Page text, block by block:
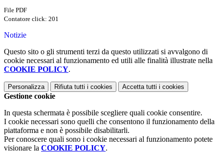
File PDF
Contatore click: 201
Notizie
Questo sito o gli strumenti terzi da questo utilizzati si avvalgono di
cookie necessari al funzionamento ed utili alle finalità illustrate nella
COOKIE POLICY.
Personalizza Rifiuta tutti i cookies Accetta tutti i cookies
Gestione cookie
In questa schermata è possibile scegliere quali cookie consentire.
I cookie necessari sono quelli che consentono il funzionamento della
piattaforma e non è possibile disabilitarli.
Per conoscere quali sono i cookie necessari al funzionamento potete
visionare la COOKIE POLICY.